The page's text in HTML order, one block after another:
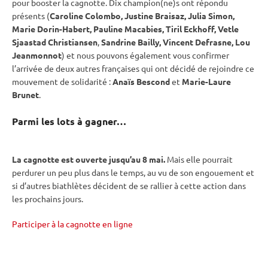
pour booster la cagnotte. Dix champion(ne)s ont répondu
présents (Caroline Colombo, Justine Braisaz, Julia Simon,
Marie Dorin-Habert, Pauline Macabies, Tiril Eckhoff, Vetle
Sjaastad Christiansen,Sandrine Bailly, Vincent Defrasne, Lou
Jeanmonnot) et nous pouvons également vous confirmer
l’arrivée de deux autres françaises qui ont décidé de rejoindre ce
mouvement de solidarité :Anaïs Bescondet Marie-Laure
Brunet.
Parmi les lots à gagner…
La cagnotte est ouverte jusqu’au 8 mai. Mais elle pourrait
perdurer un peu plus dans le temps, au vu de son engouement et
si d’autres biathlètes décident de se rallier à cette action dans
les prochains jours.
Participer à la cagnotte en ligne